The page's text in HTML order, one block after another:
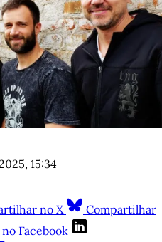
15:34
no X
Compartilhar
Facebook